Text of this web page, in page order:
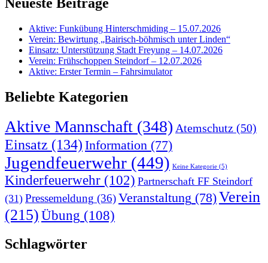
Neueste Beiträge
Aktive: Funkübung Hinterschmiding – 15.07.2026
Verein: Bewirtung „Bairisch-böhmisch unter Linden“
Einsatz: Unterstützung Stadt Freyung – 14.07.2026
Verein: Frühschoppen Steindorf – 12.07.2026
Aktive: Erster Termin – Fahrsimulator
Beliebte Kategorien
Aktive Mannschaft (348) Atemschutz (50)
Einsatz (134) Information (77)
Jugendfeuerwehr (449) Keine Kategorie (5)
Kinderfeuerwehr (102) Partnerschaft FF Steindorf
(31) Pressemeldung (36)Veranstaltung (78)Verein
(215)Übung (108)
Schlagwörter